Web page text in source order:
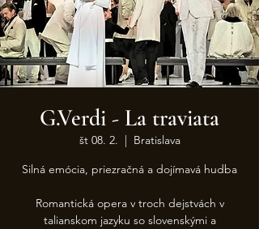
G.Verdi - La traviata
št 08. 2.
  |
Bratislava
Silná emócia, priezračná a dojímavá hudba
Romantická opera v troch dejstvách v
talianskom jazyku so slovenskými a